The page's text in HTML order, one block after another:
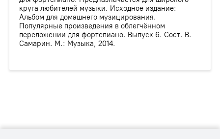
круга любителей музыки. Исходное издание:
Альбом для домашнего музицирования.
Популярные произведения в облегчённом
переложении для фортепиано. Выпуск 6. Сост. В.
Самарин. М.: Музыка, 2014.